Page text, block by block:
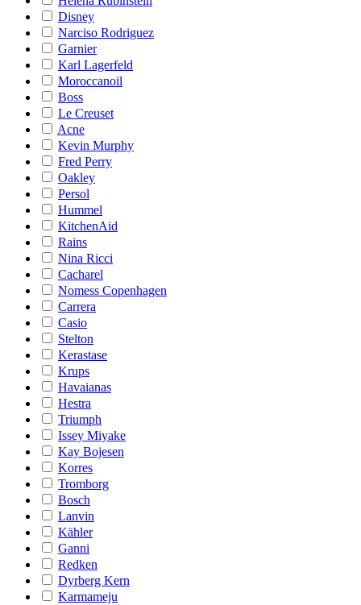
Disney
Narciso Rodriguez
Garnier
Karl Lagerfeld
Moroccanoil
Boss
Le Creuset
Acne
Kevin Murphy
Fred Perry
Oakley
Persol
Hummel
KitchenAid
Rains
Nina Ricci
Cacharel
Nomess Copenhagen
Carrera
Casio
Stelton
Kerastase
Krups
Havaianas
Hestra
Triumph
Issey Miyake
Kay Bojesen
Korres
Tromborg
Bosch
Lanvin
Kähler
Ganni
Redken
Dyrberg Kern
Karmameju